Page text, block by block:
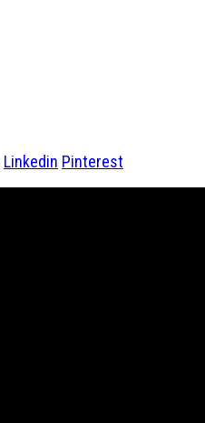
Linkedin Pinterest